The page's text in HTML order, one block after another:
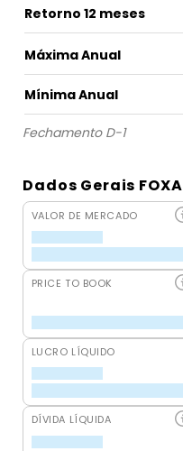
Retorno 12 meses
Máxima Anual
Mínima Anual
Fechamento D-1
Dados Gerais FOXA
VALOR DE MERCADO
PRICE TO BOOK
LUCRO LÍQUIDO
DÍVIDA LÍQUIDA